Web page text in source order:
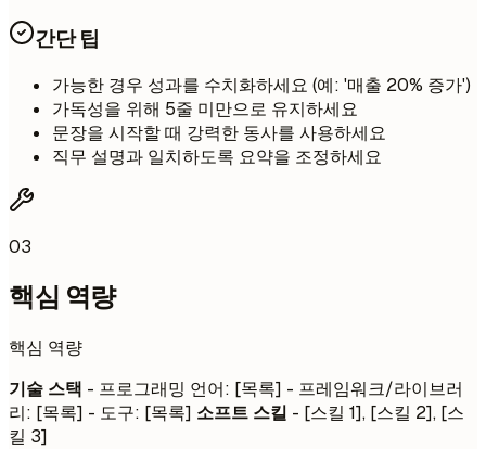
간단 팁
가능한 경우 성과를 수치화하세요 (예: '매출 20% 증가')
가독성을 위해 5줄 미만으로 유지하세요
문장을 시작할 때 강력한 동사를 사용하세요
직무 설명과 일치하도록 요약을 조정하세요
03
핵심 역량
핵심 역량
기술 스택 - 프로그래밍 언어: [목록] - 프레임워크/라이브러
리: [목록] - 도구: [목록] 소프트 스킬 - [스킬 1], [스킬 2], [스
킬 3]